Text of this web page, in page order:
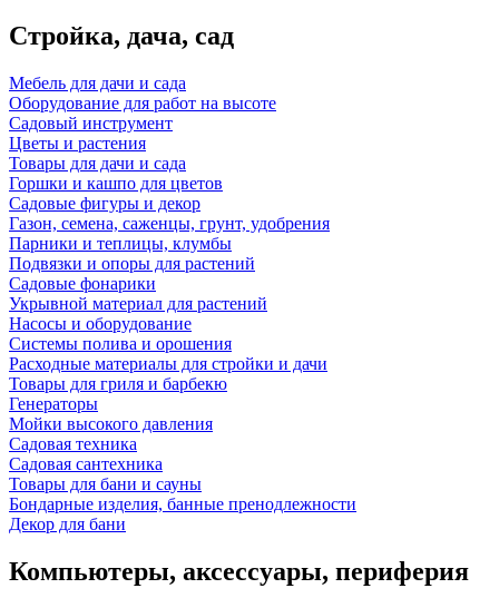
Стройка, дача, сад
Мебель для дачи и сада
Оборудование для работ на высоте
Садовый инструмент
Цветы и растения
Товары для дачи и сада
Горшки и кашпо для цветов
Садовые фигуры и декор
Газон, семена, саженцы, грунт, удобрения
Парники и теплицы, клумбы
Подвязки и опоры для растений
Садовые фонарики
Укрывной материал для растений
Насосы и оборудование
Системы полива и орошения
Расходные материалы для стройки и дачи
Товары для гриля и барбекю
Генераторы
Мойки высокого давления
Садовая техника
Садовая сантехника
Товары для бани и сауны
Бондарные изделия, банные пренодлежности
Декор для бани
Компьютеры, аксессуары, периферия